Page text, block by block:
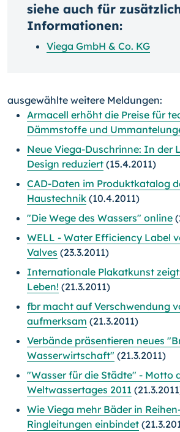
siehe auch für
Informationen:
Viega GmbH & Co. KG
ausgewählte weitere Meldungen:
Armacell erhöht die Preise für
Dämmstoffe und
Neue Viega-Duschrinne: In der
Design reduziert (15.4.2011)
CAD-Daten im Produktkatalog
Haustechnik (10.4.2011)
"Die Wege des Wassers" online
WELL - Water Efficiency Label
Valves (23.3.2011)
Internationale Plakatkunst
Leben! (21.3.2011)
fbr macht auf Verschwendung
aufmerksam (21.3.2011)
Verbände präsentieren neues
Wasserwirtschaft" (21.3.2011)
"Wasser für die Städte" - Motto
Weltwassertages 2011
Wie Viega mehr Bäder in
Ringleitungen einbindet